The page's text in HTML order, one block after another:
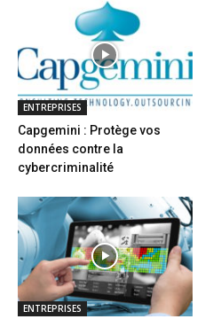
ENTREPRISES
Capgemini : Protège vos
données contre la
cybercriminalité
ENTREPRISES